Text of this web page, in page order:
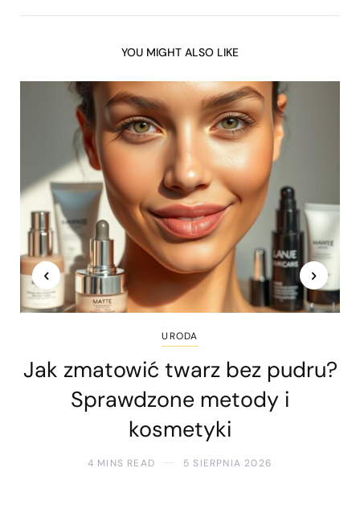
YOU MIGHT ALSO LIKE
URODA
Jak zmatowić twarz bez pudru?
Sprawdzone metody i
kosmetyki
4 MINS READ 5 SIERPNIA 2026